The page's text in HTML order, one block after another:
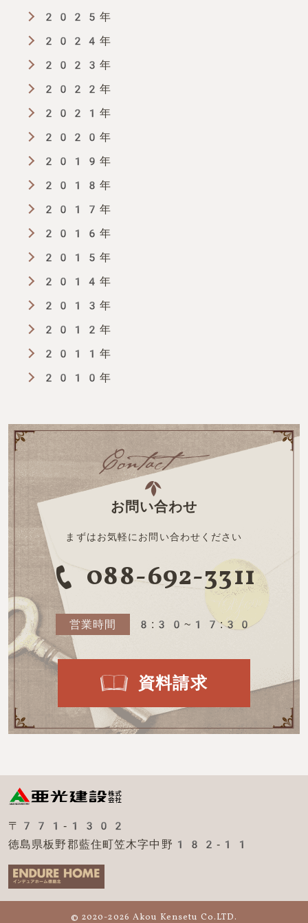
2025年
2024年
2023年
2022年
2021年
2020年
2019年
2018年
2017年
2016年
2015年
2014年
2013年
2012年
2011年
2010年
お問い合わせ
まずはお気軽にお問い合わせください
088-692-3311
営業時間 8:30~17:30
資料請求
〒771-1302
徳島県板野郡藍住町笠木字中野182-11
© 2020-2026 Akou Kensetu Co.LTD.